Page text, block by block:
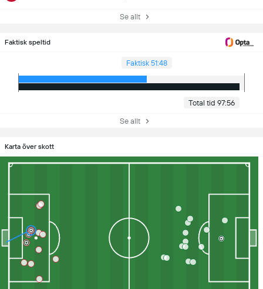
Se allt
Faktisk speltid
Faktisk 51:48
Total tid 97:56
Se allt
Karta över skott